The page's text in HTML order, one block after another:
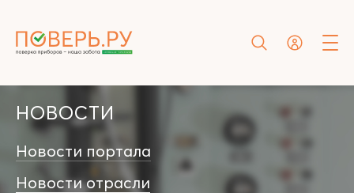
НОВОСТИ
Новости портала
Новости отрасли